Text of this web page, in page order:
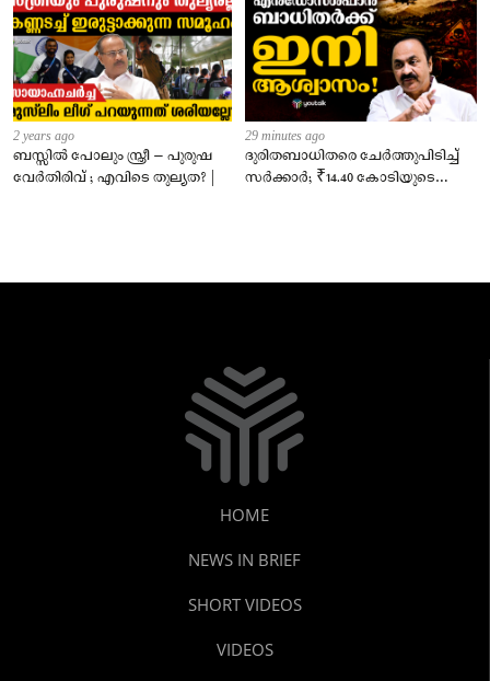
2 years ago
ബസ്സിൽ പോലും സ്ത്രീ – പുരുഷ
വേർതിരിവ് ; എവിടെ തുല്യത? |
29 minutes ago
ദുരിതബാധിതരെ ചേർത്തുപിടിച്ച്
സർക്കാർ; ₹14.40 കോടിയുടെ
HOME
NEWS IN BRIEF
SHORT VIDEOS
VIDEOS